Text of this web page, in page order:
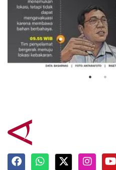
Evakuasi korban
Mutiara Sentosa 2
3 Agustus 2026